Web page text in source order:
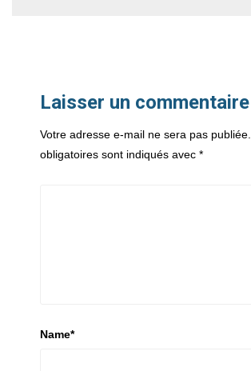
Laisser un commentaire
Votre adresse e-mail ne sera pas publiée.
obligatoires sont indiqués avec *
Name*